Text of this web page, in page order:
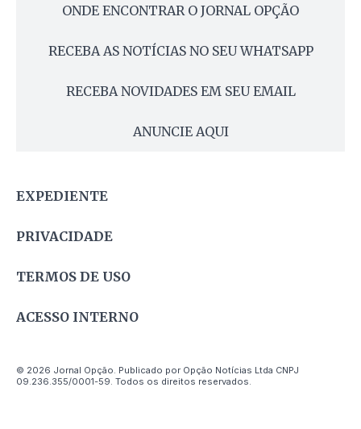
ONDE ENCONTRAR O JORNAL OPÇÃO
RECEBA AS NOTÍCIAS NO SEU WHATSAPP
RECEBA NOVIDADES EM SEU EMAIL
ANUNCIE AQUI
EXPEDIENTE
PRIVACIDADE
TERMOS DE USO
ACESSO INTERNO
© 2026 Jornal Opção. Publicado por Opção Notícias Ltda CNPJ
09.236.355/0001-59. Todos os direitos reservados.